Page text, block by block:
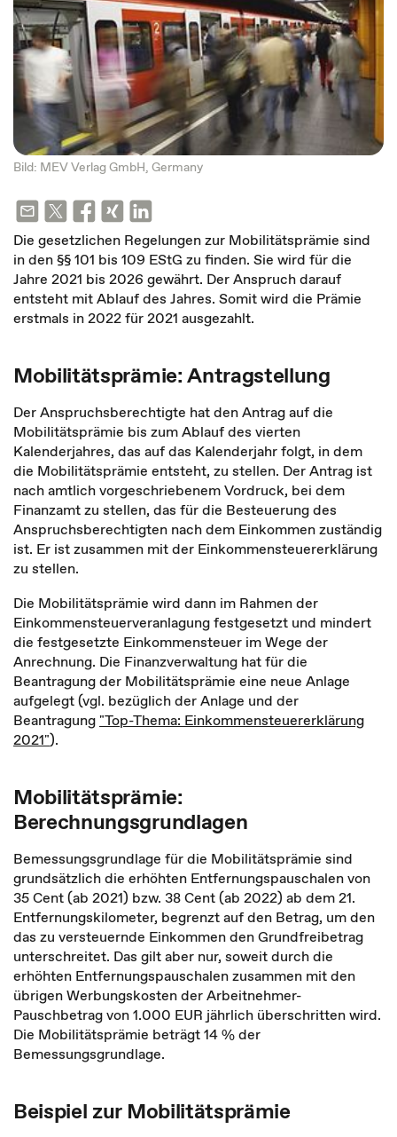
Bild: MEV Verlag GmbH, Germany
Die gesetzlichen Regelungen zur Mobilitätsprämie sind
in den §§ 101 bis 109 EStG zu finden. Sie wird für die
Jahre 2021 bis 2026 gewährt. Der Anspruch darauf
entsteht mit Ablauf des Jahres. Somit wird die Prämie
erstmals in 2022 für 2021 ausgezahlt.
Mobilitätsprämie: Antragstellung
Der Anspruchsberechtigte hat den Antrag auf die
Mobilitätsprämie bis zum Ablauf des vierten
Kalenderjahres, das auf das Kalenderjahr folgt, in dem
die Mobilitätsprämie entsteht, zu stellen. Der Antrag ist
nach amtlich vorgeschriebenem Vordruck, bei dem
Finanzamt zu stellen, das für die Besteuerung des
Anspruchsberechtigten nach dem Einkommen zuständig
ist. Er ist zusammen mit der Einkommensteuererklärung
zu stellen.
Die Mobilitätsprämie wird dann im Rahmen der
Einkommensteuerveranlagung festgesetzt und mindert
die festgesetzte Einkommensteuer im Wege der
Anrechnung. Die Finanzverwaltung hat für die
Beantragung der Mobilitätsprämie eine neue Anlage
aufgelegt (vgl. bezüglich der Anlage und der
Beantragung"Top-Thema: Einkommensteuererklärung
2021").
Mobilitätsprämie:
Berechnungsgrundlagen
Bemessungsgrundlage für die Mobilitätsprämie sind
grundsätzlich die erhöhten Entfernungspauschalen von
35 Cent (ab 2021) bzw. 38 Cent (ab 2022) ab dem 21.
Entfernungskilometer, begrenzt auf den Betrag, um den
das zu versteuernde Einkommen den Grundfreibetrag
unterschreitet. Das gilt aber nur, soweit durch die
erhöhten Entfernungspauschalen zusammen mit den
übrigen Werbungskosten der Arbeitnehmer-
Pauschbetrag von 1.000 EUR jährlich überschritten wird.
Die Mobilitätsprämie beträgt 14 % der
Bemessungsgrundlage.
Beispiel zur Mobilitätsprämie